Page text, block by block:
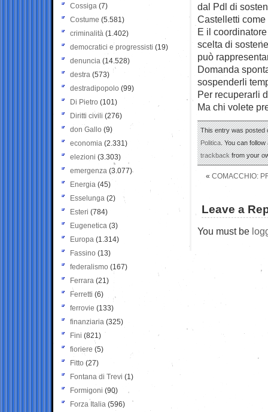
dal Pdl di
Castelletti come
E il
scelta di
può
Domanda
sospenderli
Per recuperarli
Ma chi volete
This entry was posted
Politica. You can
trackbackfrom your
« COMACCHIO:
Leave a
You must be
Cossiga (7)
Costume (5.581)
criminalità (1.402)
democratici e progressisti (19)
denuncia (14.528)
destra (573)
destradipopolo (99)
Di Pietro (101)
Diritti civili (276)
don Gallo (9)
economia (2.331)
elezioni (3.303)
emergenza (3.077)
Energia (45)
Esselunga (2)
Esteri (784)
Eugenetica (3)
Europa (1.314)
Fassino (13)
federalismo (167)
Ferrara (21)
Ferretti (6)
ferrovie (133)
finanziaria (325)
Fini (821)
fioriere (5)
Fitto (27)
Fontana di Trevi (1)
Formigoni (90)
Forza Italia (596)